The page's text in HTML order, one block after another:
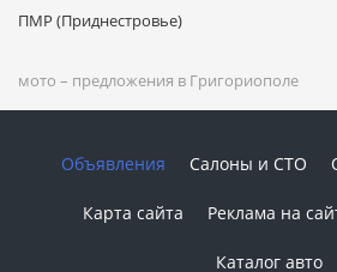
ПМР (Приднестровье)
мото – предложения в Григориополе
Объявления Салоны и СТО
Карта сайта Реклама на
Каталог авто